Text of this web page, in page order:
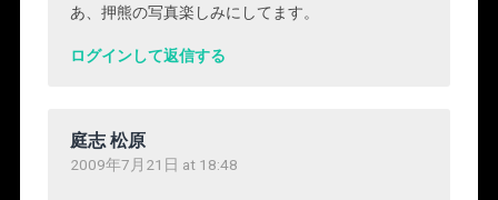
あ、押熊の写真楽しみにしてます。
ログインして返信する
庭志 松原
2009年7月21日 at 18:48